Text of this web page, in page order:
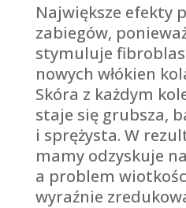
Największe efekty
zabiegów,
stymuluje
nowych włókien
Skóra z każdym
staje się grubsza,
i sprężysta. W
mamy odzyskuje
a problem
wyraźnie